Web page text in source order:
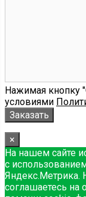
Нажимая кнопку
условиями
×
На нашем сайте
с
соглашаетесь на